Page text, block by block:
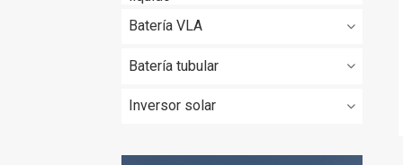
Batería VLA
Batería tubular
Inversor solar